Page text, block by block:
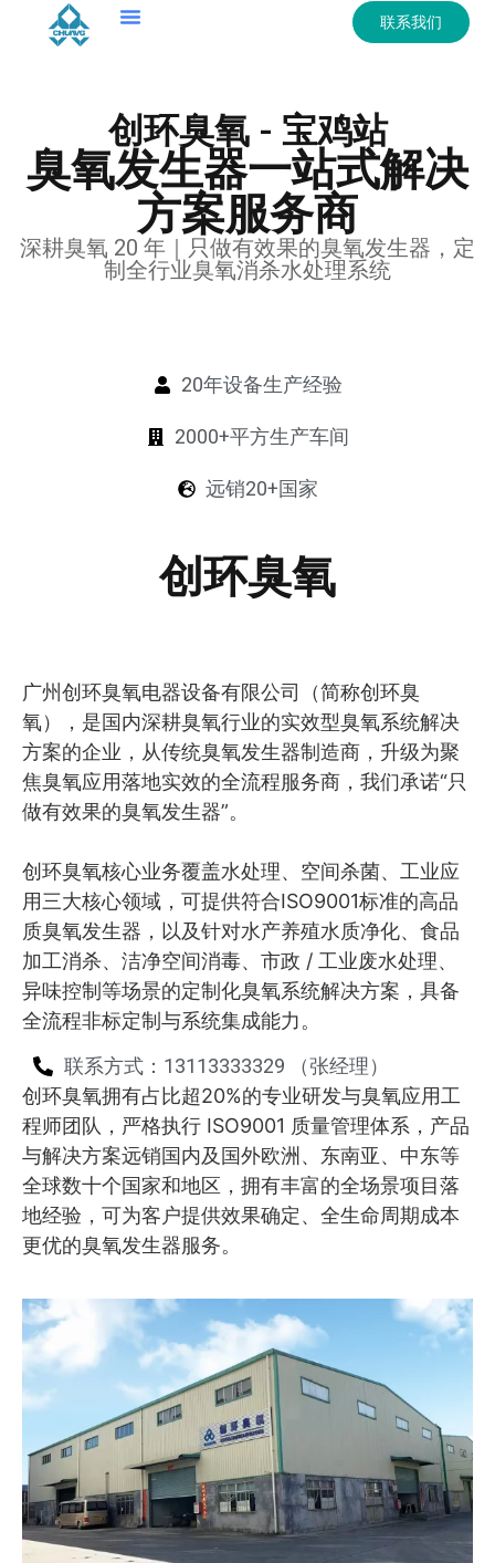
联系我们
创环臭氧 - 宝鸡站
臭氧发生器一站式解决
方案服务商
深耕臭氧 20 年｜只做有效果的臭氧发生器，定
制全行业臭氧消杀水处理系统
20年设备生产经验
2000+平方生产车间
远销20+国家
创环臭氧
广州创环臭氧电器设备有限公司（简称创环臭
氧），是国内深耕臭氧行业的实效型臭氧系统解决
方案的企业，从传统臭氧发生器制造商，升级为聚
焦臭氧应用落地实效的全流程服务商，我们承诺“只
做有效果的臭氧发生器”。
创环臭氧核心业务覆盖水处理、空间杀菌、工业应
用三大核心领域，可提供符合ISO9001标准的高品
质臭氧发生器，以及针对水产养殖水质净化、食品
加工消杀、洁净空间消毒、市政 / 工业废水处理、
异味控制等场景的定制化臭氧系统解决方案，具备
全流程非标定制与系统集成能力。
联系方式：13113333329 （张经理）
创环臭氧拥有占比超20%的专业研发与臭氧应用工
程师团队，严格执行 ISO9001 质量管理体系，产品
与解决方案远销国内及国外欧洲、东南亚、中东等
全球数十个国家和地区，拥有丰富的全场景项目落
地经验，可为客户提供效果确定、全生命周期成本
更优的臭氧发生器服务。